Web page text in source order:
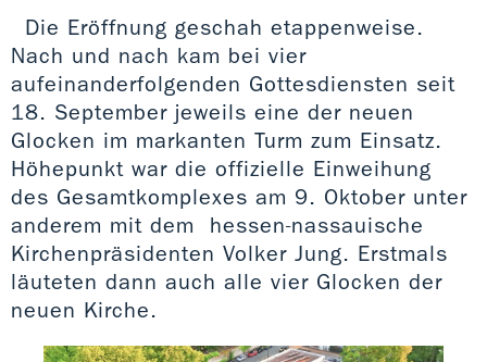
Die Eröffnung geschah etappenweise.
Nach und nach kam bei vier
aufeinanderfolgenden Gottesdiensten seit
18. September jeweils eine der neuen
Glocken im markanten Turm zum Einsatz.
Höhepunkt war die offizielle Einweihung
des Gesamtkomplexes am 9. Oktober unter
anderem mit dem hessen-nassauische
Kirchenpräsidenten Volker Jung. Erstmals
läuteten dann auch alle vier Glocken der
neuen Kirche.